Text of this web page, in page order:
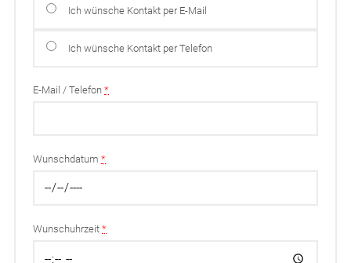
Ich wünsche Kontakt per E-Mail
Ich wünsche Kontakt per Telefon
E-Mail / Telefon*
Wunschdatum*
Wunschuhrzeit*